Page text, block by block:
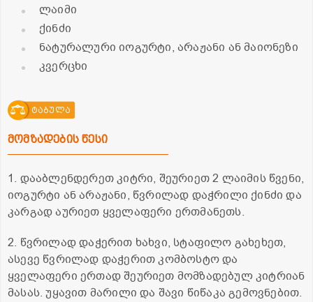
ლაიმი
ქინძი
ნატურალური იოგურტი, არაჟანი ან მაიონეზი
კვერცხი
ტაბულა
მომზადების წესი
1. დააბლენდერეთ კიტრი, შეურიეთ 2 ლაიმის წვენი,
იოგურტი ან არაჟანი, წვრილად დაჭრილი ქინძი და
კარგად აურიეთ ყველაფერი ერთმანეთს.
2. წვრილად დაჭერით ხახვი, სტაფილო გახეხეთ,
ასევე წვრილად დაჭერით კომბოსტო და
ყველაფერი ერთად შეურიეთ მომზადებულ კიტრიან
მასას. უყავით მარილი და შავი წიწაკა გემოვნებით.